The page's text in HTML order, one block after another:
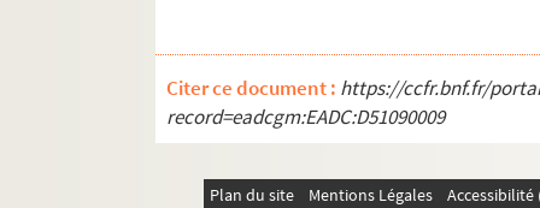
Citer ce document : https://ccfr.bnf.fr/
record=eadcgm:EADC:D51090009
Plan du site Mentions Légales